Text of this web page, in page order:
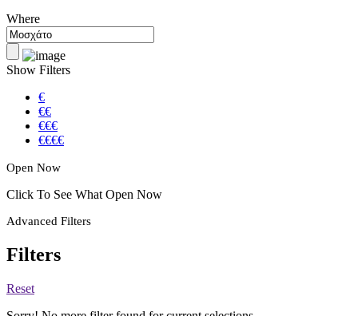
Where
Show Filters
€
€€
€€€
€€€€
Open Now
Click To See What Open Now
Advanced Filters
Filters
Reset